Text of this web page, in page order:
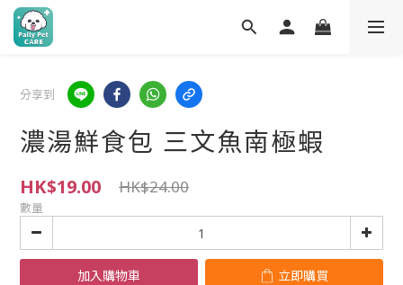
分享到
濃湯鮮食包 三文魚南極蝦
HK$19.00 HK$24.00
數量
加入購物車 立即購買